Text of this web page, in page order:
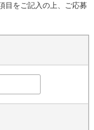
目をご記入の上、ご応募